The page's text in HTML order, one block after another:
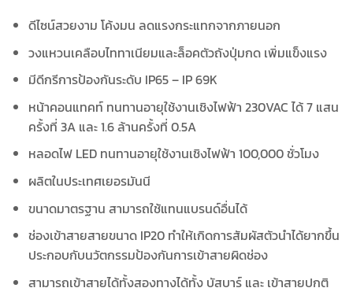
ดีไซน์สวยงาม โค้งมน ลดแรงกระแทกจากภายนอก
วงแหวนเคลือบไททาเนียมและล็อคตัวถังปุ่มกด เพิ่มแข็งแรง
มีดีกรีการป้องกันระดับ IP65 – IP 69K
หน้าคอนแทคท์ ทนทานอายุใช้งานเชิงไฟฟ้า 230VAC ได้ 7 แสน
ครั้งที่ 3A และ 1.6 ล้านครั้งที่ 0.5A
หลอดไฟ LED ทนทานอายุใช้งานเชิงไฟฟ้า 100,000 ชั่วโมง
ผลิตในประเทศเยอรมันนี
ขนาดมาตรฐาน สามารถใช้แทนแบรนด์อื่นได้
ช่องเข้าสายสายขนาด IP20 ทำให้เกิดการสัมผัสตัวนำได้ยากขึ้น
ประกอบกับนวัตกรรมป้องกันการเข้าสายผิดช่อง
สามารถเข้าสายได้ทั้งสองทางได้ทั้ง บัสบาร์ และ เข้าสายปกติ